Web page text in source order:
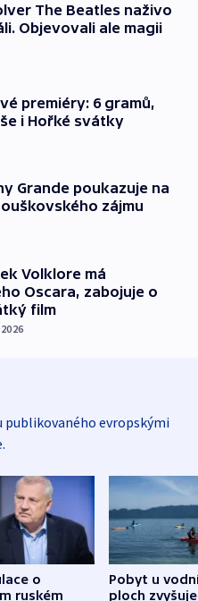
The Beatles naživo
Objevovali ale magii
premiéry: 6 gramů,
i Hořké svátky
Grande poukazuje na
zájmu
Volklore má
Oscara, zabojuje o
film
publikovaného evropskými
o
ruském
Pobyt u
ploch zvyšuje